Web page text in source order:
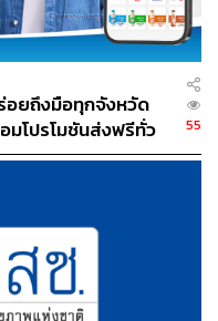
อยถึงมือทุกจังหวัด
มโปรโมชันส่งฟรีทั่ว
นถัดไป ส่งสินค้าแบบ
55